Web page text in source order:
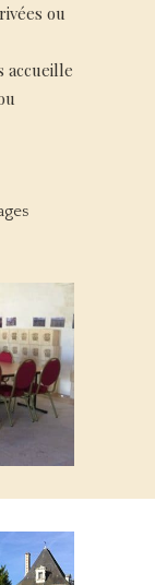
ou
accueille